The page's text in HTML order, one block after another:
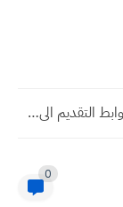
التربية بمعدل ٩٢ % ضوابط التقديم الى مدارس المتفوقين والمتفوقات...
0